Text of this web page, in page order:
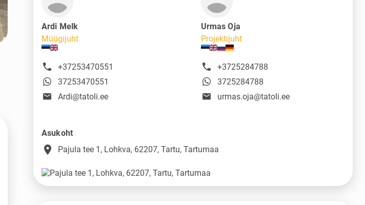
Ardi Melk
Müügijuht
+37253470551
37253470551
Ardi@tatoli.ee
Urmas Oja
Projektijuht
+3725284788
3725284788
urmas.oja@tatoli.ee
Asukoht
place Pajula tee 1, Lohkva, 62207, Tartu, Tartumaa